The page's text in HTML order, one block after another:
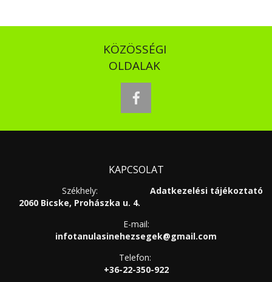
KÖZÖSSÉGI
OLDALAK
facebook
KAPCSOLAT
Adatkezelési tájékoztató
Székhely:
2060 Bicske, Prohászka u. 4.
E-mail:
infotanulasinehezsegek@gmail.com
Telefon:
+36-22-350-922